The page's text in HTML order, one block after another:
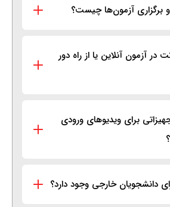
برگزاری آزمون‌ها چیست؟
در آزمون آنلاین یا از راه دور
برای ویدیوهای ورودی
دانشجویان خارجی وجود دارد؟